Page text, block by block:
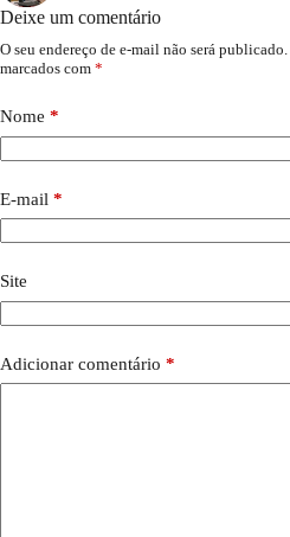
Deixe um comentário
O seu endereço de e-mail não será publicado.
marcados com *
Nome *
E-mail *
Site
Adicionar comentário *